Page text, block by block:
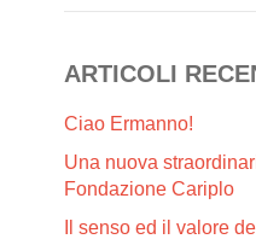
ARTICOLI
Ciao Ermanno!
Una nuova
Fondazione Cariplo
Il senso ed il valore